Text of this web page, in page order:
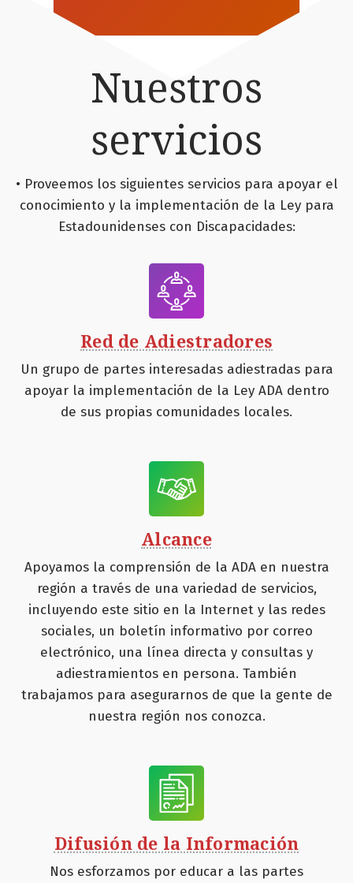
Nuestros
servicios
• Proveemos los siguientes servicios para apoyar el
conocimiento y la implementación de la Ley para
Estadounidenses con Discapacidades:
Red de Adiestradores
Un grupo de partes interesadas adiestradas para
apoyar la implementación de la Ley ADA dentro
de sus propias comunidades locales.
Alcance
Apoyamos la comprensión de la ADA en nuestra
región a través de una variedad de servicios,
incluyendo este sitio en la Internet y las redes
sociales, un boletín informativo por correo
electrónico, una línea directa y consultas y
adiestramientos en persona. También
trabajamos para asegurarnos de que la gente de
nuestra región nos conozca.
Difusión de la Información
Nos esforzamos por educar a las partes